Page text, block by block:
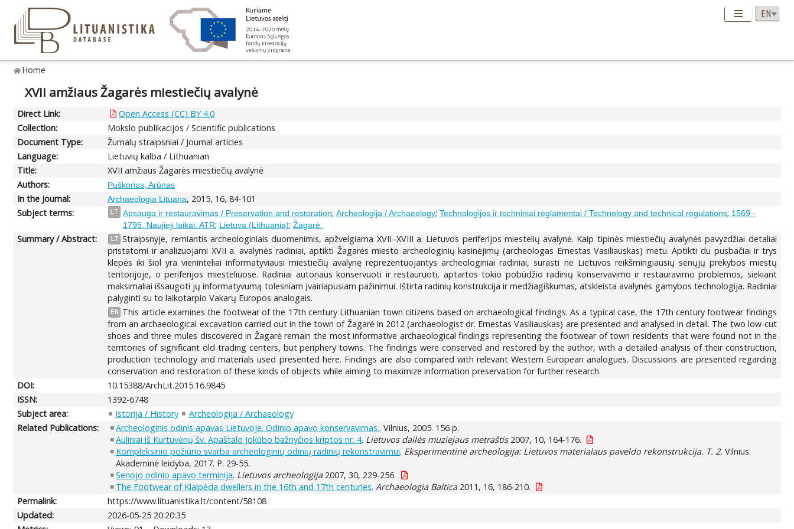
Home
XVII amžiaus Žagarės miestiečių avalynė
Direct Link:
Open Access (CC) BY 4.0
Collection:
Mokslo publikacijos / Scientific publications
Document Type:
Žurnalų straipsniai / Journal articles
Language:
Lietuvių kalba / Lithuanian
Title:
XVII amžiaus Žagarės miestiečių avalynė
Authors:
Puškorius, Arūnas
In the Journal: Archaeologia Lituana, 2015, 16, 84-101
Subject terms:
LT Apsauga ir restauravimas / Preservation and restoration;Archeologija / Archaeology;Technologijos ir techniniai reglamentai / Technology and technical regulations; 1569 -
1795. Naujieji laikai. ATR; Lietuva (Lithuania);Žagarė.
Summary / Abstract: LT Straipsnyje, remiantis archeologiniais duomenimis, apžvelgiama XVII–XVIII a. Lietuvos periferijos miestelių avalynė. Kaip tipinės miestiečių avalynės pavyzdžiai detaliai
pristatomi ir analizuojami XVII a. avalynės radiniai, aptikti Žagarės miesto archeologinių kasinėjimų (archeologas Ernestas Vasiliauskas) metu. Aptikti du pusbačiai ir trys
klepės iki šiol yra vieninteliai informatyviausi miestiečių avalynę reprezentuojantys archeologiniai radiniai, surasti ne Lietuvos reikšmingiausių senųjų prekybos miestų
teritorijoje, o periferijos miesteliuose. Radiniai autoriaus konservuoti ir restauruoti, aptartos tokio pobūdžio radinių konservavimo ir restauravimo problemos, siekiant
maksimaliai išsaugoti jų informatyvumą tolesniam įvairiapusiam pažinimui. Ištirta radinių konstrukcija ir medžiagiškumas, atskleista avalynės gamybos technologija. Radiniai
palyginti su to laikotarpio Vakarų Europos analogais.
EN
This article examines the footwear of the 17th century Lithuanian town citizens based on archaeological findings. As a typical case, the 17th century footwear findings
from an archaeological excavation carried out in the town of Žagarė in 2012 (archaeologist dr. Ernestas Vasiliauskas) are presented and analysed in detail. The two low-cut
shoes and three mules discovered in Žagarė remain the most informative archaeological findings representing the footwear of town residents that were found not in the
territories of significant old trading centers, but periphery towns. The findings were conserved and restored by the author, with a detailed analysis of their construction,
production technology and materials used presented here. Findings are also compared with relevant Western European analogues. Discussions are presented regarding
conservation and restoration of these kinds of objects while aiming to maximize information preservation for further research.
DOI:
10.15388/ArchLit.2015.16.9845
ISSN:
1392-6748
Subject area:
Istorija / History
Archeologija / Archaeology
Related Publications:
Archeologinis odinis apavas Lietuvoje. Odinio apavo konservavimas.. Vilnius, 2005. 156 p.
Auliniai iš Kurtuvėnų šv. Apaštalo Jokūbo bažnyčios kriptos nr. 4. Lietuvos dailės muziejaus metraštis2007, 10, 164-176.
Kompleksinio požiūrio svarba archeologinių odinių radinių rekonstravimui. Eksperimentinė archeologija: Lietuvos materialaus paveldo rekonstrukcija. T. 2. Vilnius:
Akademinė leidyba, 2017. P. 29-55.
Senojo odinio apavo terminija. Lietuvos archeologija2007, 30, 229-256.
The Footwear of Klaipėda dwellers in the 16th and 17th centuries. Archaeologia Baltica2011, 16, 186-210.
Permalink:
https://www.lituanistika.lt/content/58108
Updated:
2026-05-25 20:20:35